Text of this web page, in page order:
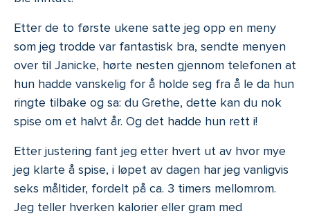
Etter de to første ukene satte jeg opp en meny
som jeg trodde var fantastisk bra, sendte menyen
over til Janicke, hørte nesten gjennom telefonen at
hun hadde vanskelig for å holde seg fra å le da hun
ringte tilbake og sa: du Grethe, dette kan du nok
spise om et halvt år. Og det hadde hun rett i!
Etter justering fant jeg etter hvert ut av hvor mye
jeg klarte å spise, i løpet av dagen har jeg vanligvis
seks måltider, fordelt på ca. 3 timers mellomrom.
Jeg teller hverken kalorier eller gram med